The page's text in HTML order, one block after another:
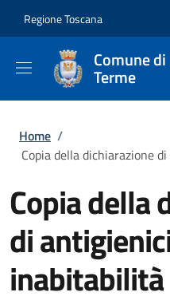
Regione Toscana
Comune
Terme
Briciole di pane
Home /
Copia della dichiarazione
Copia della
di
inabitabilità